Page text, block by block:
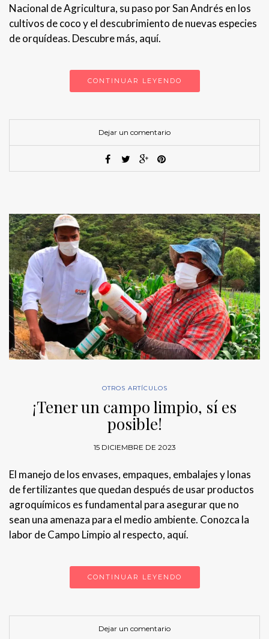
Nacional de Agricultura, su paso por San Andrés en los
cultivos de coco y el descubrimiento de nuevas especies
de orquídeas. Descubre más, aquí.
CONTINUAR LEYENDO
Dejar un comentario
OTROS ARTÍCULOS
¡Tener un campo limpio, sí es
posible!
15 DICIEMBRE DE 2023
El manejo de los envases, empaques, embalajes y lonas
de fertilizantes que quedan después de usar productos
agroquímicos es fundamental para asegurar que no
sean una amenaza para el medio ambiente. Conozca la
labor de Campo Limpio al respecto, aquí.
CONTINUAR LEYENDO
Dejar un comentario